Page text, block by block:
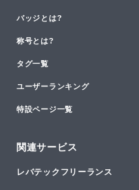
バッジとは?
称号とは?
タグ一覧
ユーザーランキング
特設ページ一覧
関連サービス
レバテックフリーランス